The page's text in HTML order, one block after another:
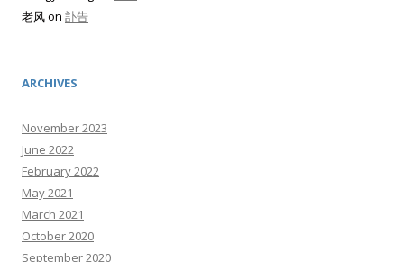
老凤on 訃告
ARCHIVES
November 2023
June 2022
February 2022
May 2021
March 2021
October 2020
September 2020